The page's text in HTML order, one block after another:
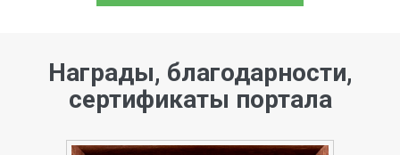
Награды, благодарности,
сертификаты портала